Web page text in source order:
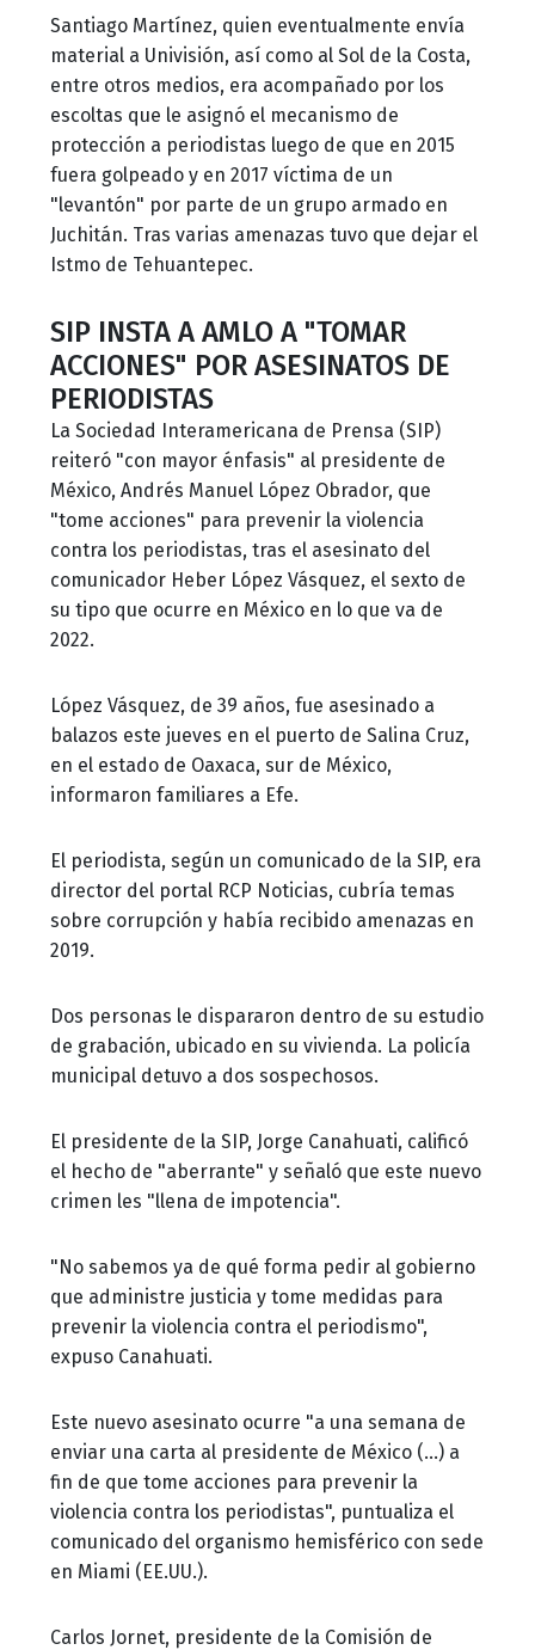
Santiago Martínez, quien eventualmente envía
material a Univisión, así como al Sol de la Costa,
entre otros medios, era acompañado por los
escoltas que le asignó el mecanismo de
protección a periodistas luego de que en 2015
fuera golpeado y en 2017 víctima de un
"levantón" por parte de un grupo armado en
Juchitán. Tras varias amenazas tuvo que dejar el
Istmo de Tehuantepec.
SIP INSTA A AMLO A "TOMAR
ACCIONES" POR ASESINATOS DE
PERIODISTAS
La Sociedad Interamericana de Prensa (SIP)
reiteró "con mayor énfasis" al presidente de
México, Andrés Manuel López Obrador, que
"tome acciones" para prevenir la violencia
contra los periodistas, tras el asesinato del
comunicador Heber López Vásquez, el sexto de
su tipo que ocurre en México en lo que va de
2022.
López Vásquez, de 39 años, fue asesinado a
balazos este jueves en el puerto de Salina Cruz,
en el estado de Oaxaca, sur de México,
informaron familiares a Efe.
El periodista, según un comunicado de la SIP, era
director del portal RCP Noticias, cubría temas
sobre corrupción y había recibido amenazas en
2019.
Dos personas le dispararon dentro de su estudio
de grabación, ubicado en su vivienda. La policía
municipal detuvo a dos sospechosos.
El presidente de la SIP, Jorge Canahuati, calificó
el hecho de "aberrante" y señaló que este nuevo
crimen les "llena de impotencia".
"No sabemos ya de qué forma pedir al gobierno
que administre justicia y tome medidas para
prevenir la violencia contra el periodismo",
expuso Canahuati.
Este nuevo asesinato ocurre "a una semana de
enviar una carta al presidente de México (...) a
fin de que tome acciones para prevenir la
violencia contra los periodistas", puntualiza el
comunicado del organismo hemisférico con sede
en Miami (EE.UU.).
Carlos Jornet, presidente de la Comisión de